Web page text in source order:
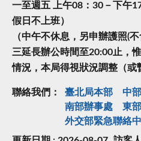
一至週五 上午08：30－下午
假日不上班）
（中午不休息，另申辦護照(
三延長辦公時間至20:00止，
情況，本局得視狀況調整（或
聯絡我們： 臺北局本部 中
南部辦事處
東
外交部緊急聯絡